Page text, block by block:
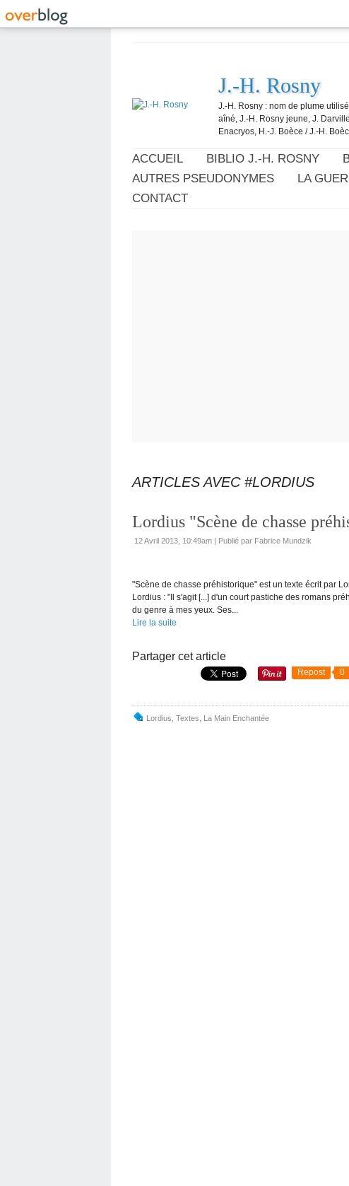
J.-H. Rosny
J.-H. Rosny : nom de plume
aîné, J.-H. Rosny jeune, J.
Enacryos, H.-J. Boèce / J.-H.
ACCUEIL BIBLIO J.-H. ROSNY
AUTRES PSEUDONYMES
LA
CONTACT
ARTICLES AVEC #LORDIUS
Lordius "Scène de chasse
12 Avril 2013, 10:49am | Publié par Fabrice Mundzik
"Scène de chasse préhistorique" est un texte écrit par
Lordius : "Il s'agit [...] d'un court pastiche des romans
du genre à mes yeux. Ses...
Lire la suite
Partager cet article
Repost 0
Lordius Textes La Main Enchantée